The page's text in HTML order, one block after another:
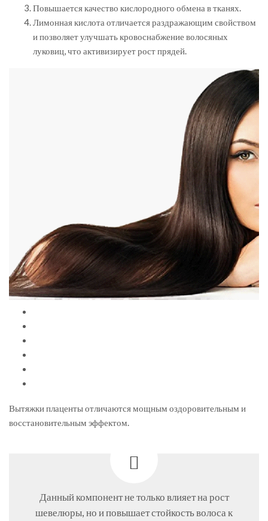
Повышается качество кислородного обмена в тканях.
Лимонная кислота отличается раздражающим свойством
и позволяет улучшать кровоснабжение волосяных
луковиц, что активизирует рост прядей.
Вытяжки плаценты отличаются мощным оздоровительным и
восстановительным эффектом.
Данный компонент не только влияет на рост
шевелюры, но и повышает стойкость волоса к